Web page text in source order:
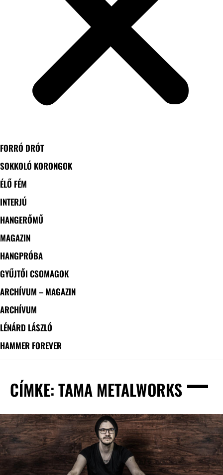
FORRÓ DRÓT
SOKKOLÓ KORONGOK
ÉLŐ FÉM
INTERJÚ
HANGERŐMŰ
MAGAZIN
HANGPRÓBA
GYŰJTŐI CSOMAGOK
ARCHÍVUM – MAGAZIN
ARCHÍVUM
LÉNÁRD LÁSZLÓ
HAMMER FOREVER
CÍMKE: TAMA METALWORKS